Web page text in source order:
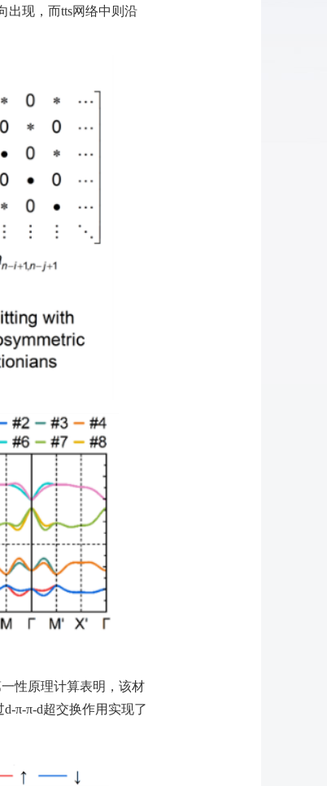
出现，而tts网络中则沿
一性原理计算表明，该材
d-π-π-d超交换作用实现了